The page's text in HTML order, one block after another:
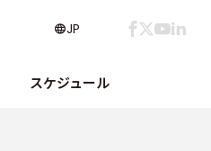
JP
スケジュール